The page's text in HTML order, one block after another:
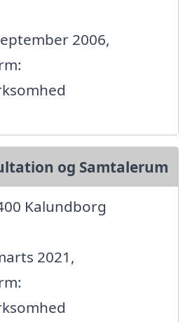
2006,
og Samtalerum
Kalundborg
2021,